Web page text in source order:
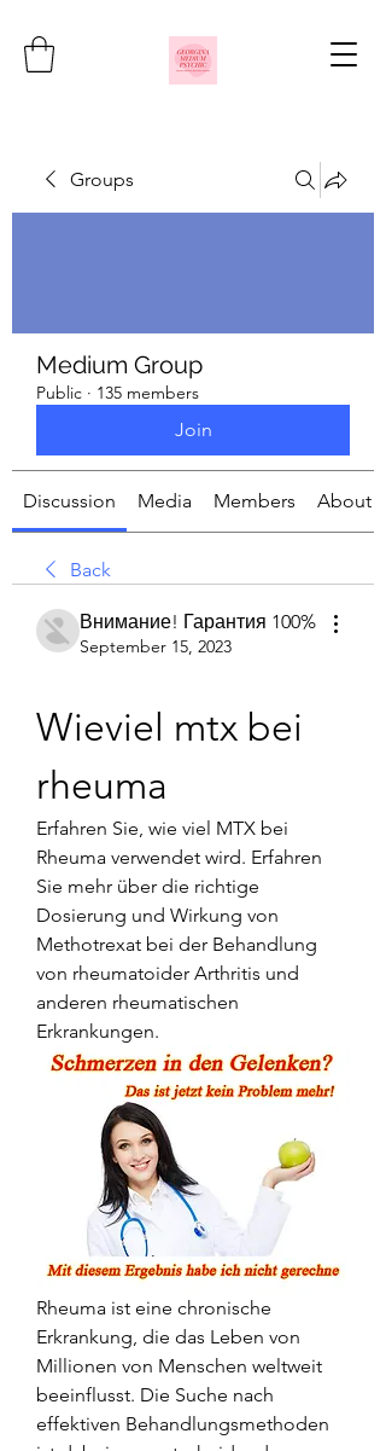
Groups
Medium Group
Public · 135 members
Join
Discussion Media Members About
Back
Внимание! Гарантия 100%
September 15, 2023
Wieviel mtx bei
rheuma
Erfahren Sie, wie viel MTX bei
Rheuma verwendet wird. Erfahren
Sie mehr über die richtige
Dosierung und Wirkung von
Methotrexat bei der Behandlung
von rheumatoider Arthritis und
anderen rheumatischen
Erkrankungen.
Rheuma ist eine chronische
Erkrankung, die das Leben von
Millionen von Menschen weltweit
beeinflusst. Die Suche nach
effektiven Behandlungsmethoden